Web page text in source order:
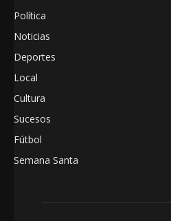
Política
Noticias
Deportes
Local
Cultura
Sucesos
Fútbol
Semana Santa